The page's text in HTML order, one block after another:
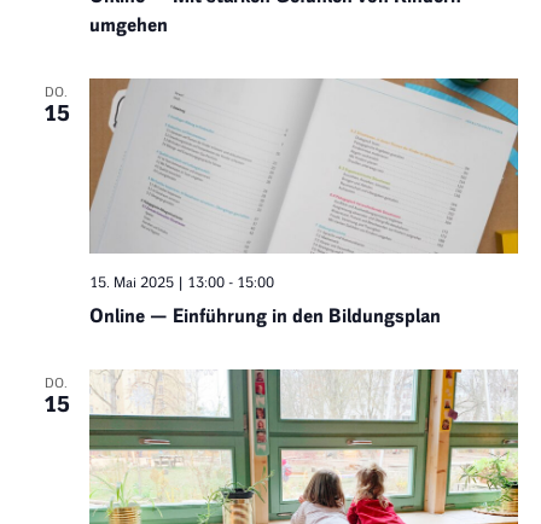
umgehen
DO.
15
15. Mai 2025 | 13:00- 15:00
Online — Einführung in den Bildungsplan
DO.
15